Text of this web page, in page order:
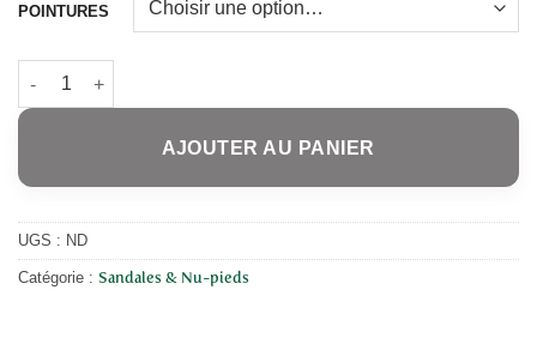
POINTURES
quantité de Sandales en liège STELLA Mozaïque
AJOUTER AU PANIER
UGS : ND
Catégorie : Sandales & Nu-pieds